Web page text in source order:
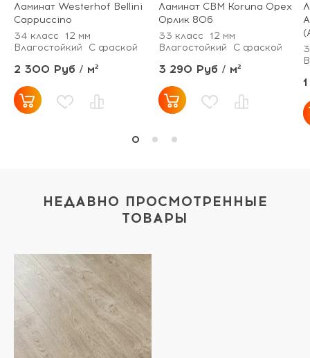
Ламинат Westerhof Bellini
Cappuccino
34 класс
12 мм
Влагостойкий
С фаской
2 300 Руб / м²
Ламинат CBM Koruna Орех
Орлик 806
33 класс
12 мм
Влагостойкий
С фаской
3 290 Руб / м²
НЕДАВНО ПРОСМОТРЕННЫЕ
ТОВАРЫ